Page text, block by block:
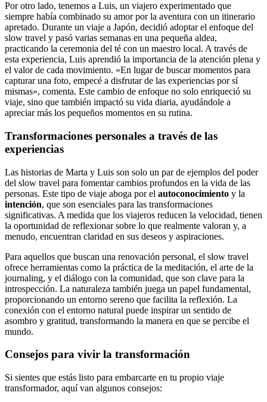
Por otro lado, tenemos a Luis, un viajero experimentado que
siempre había combinado su amor por la aventura con un itinerario
apretado. Durante un viaje a Japón, decidió adoptar el enfoque del
slow travel y pasó varias semanas en una pequeña aldea,
practicando la ceremonia del té con un maestro local. A través de
esta experiencia, Luis aprendió la importancia de la atención plena y
el valor de cada movimiento. «En lugar de buscar momentos para
capturar una foto, empecé a disfrutar de las experiencias por sí
mismas», comenta. Este cambio de enfoque no solo enriqueció su
viaje, sino que también impactó su vida diaria, ayudándole a
apreciar más los pequeños momentos en su rutina.
Transformaciones personales a través de las
experiencias
Las historias de Marta y Luis son solo un par de ejemplos del poder
del slow travel para fomentar cambios profundos en la vida de las
personas. Este tipo de viaje aboga por el autoconocimiento y la
intención, que son esenciales para las transformaciones
significativas. A medida que los viajeros reducen la velocidad, tienen
la oportunidad de reflexionar sobre lo que realmente valoran y, a
menudo, encuentran claridad en sus deseos y aspiraciones.
Para aquellos que buscan una renovación personal, el slow travel
ofrece herramientas como la práctica de la meditación, el arte de la
journaling, y el diálogo con la comunidad, que son clave para la
introspección. La naturaleza también juega un papel fundamental,
proporcionando un entorno sereno que facilita la reflexión. La
conexión con el entorno natural puede inspirar un sentido de
asombro y gratitud, transformando la manera en que se percibe el
mundo.
Consejos para vivir la transformación
Si sientes que estás listo para embarcarte en tu propio viaje
transformador, aquí van algunos consejos: